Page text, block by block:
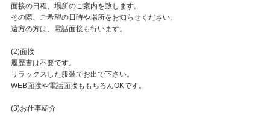
面接の日程、場所のご案内を致します。
その際、ご希望の日時や場所をお知らせください。
遠方の方は、電話面接も行います。
(2)面接
履歴書は不要です。
リラックスした服装でお出で下さい。
WEB面接や電話面接ももちろんOKです。
(3)お仕事紹介